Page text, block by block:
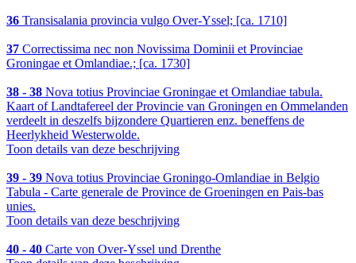
36 Transisalania provincia vulgo Over-Yssel; [ca. 1710]
37 Correctissima nec non Novissima Dominii et Provinciae
Groningae et Omlandiae.; [ca. 1730]
38 - 38 Nova totius Provinciae Groningae et Omlandiae tabula.
Kaart of Landtafereel der Provincie van Groningen en Ommelanden
verdeelt in deszelfs bijzondere Quartieren enz. beneffens de
Heerlykheid Westerwolde.
Toon details van deze beschrijving
39 - 39 Nova totius Provinciae Groningo-Omlandiae in Belgio
Tabula - Carte generale de Province de Groeningen en Pais-bas
unies.
Toon details van deze beschrijving
40 - 40 Carte von Over-Yssel und Drenthe